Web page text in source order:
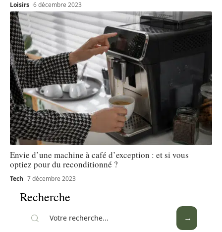
Loisirs 6 décembre 2023
Envie d’une machine à café d’exception : et si vous
optiez pour du reconditionné ?
Tech 7 décembre 2023
Recherche